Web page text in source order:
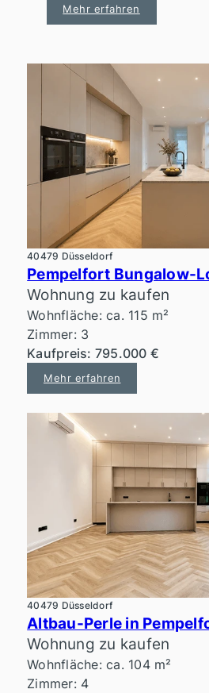
Mehr erfahren
40479 Düsseldorf
Wohnung zu kaufen
Wohnfläche: ca. 115 m²
Zimmer: 3
Kaufpreis: 795.000 €
Mehr erfahren
40479 Düsseldorf
Wohnung zu kaufen
Wohnfläche: ca. 104 m²
Zimmer: 4